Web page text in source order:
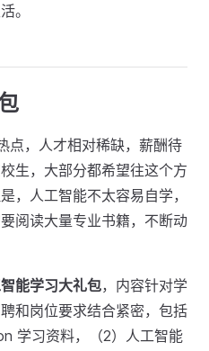
。
点，人才相对稀缺，薪酬待
生，大部分都希望往这个方
，人工智能不太容易自学，
阅读大量专业书籍，不断动
能学习大礼包，内容针对学
和岗位要求结合紧密，包括
学习资料，（2）人工智能